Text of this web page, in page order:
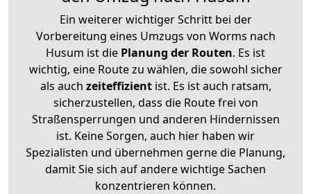
Ein weiterer wichtiger Schritt bei der
Vorbereitung eines Umzugs von Worms nach
Husum ist die Planung der Routen. Es ist
wichtig, eine Route zu wählen, die sowohl sicher
als auch zeiteffizientist. Es ist auch ratsam,
sicherzustellen, dass die Route frei von
Straßensperrungen und anderen Hindernissen
ist. Keine Sorgen, auch hier haben wir
Spezialisten und übernehmen gerne die Planung,
damit Sie sich auf andere wichtige Sachen
konzentrieren können.